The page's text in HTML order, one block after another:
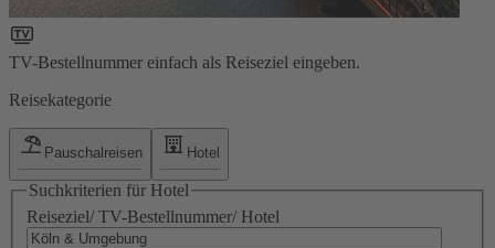
TV-Bestellnummer einfach als Reiseziel eingeben.
Reisekategorie
Pauschalreisen Hotel
Suchkriterien für Hotel
Reiseziel/ TV-Bestellnummer/ Hotel